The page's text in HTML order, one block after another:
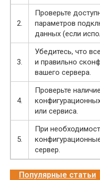
2.
Проверьте
параметров
данных (если
3.
Убедитесь, что
и правильно
вашего сервера.
4.
Проверьте
или сервиса.
5.
При
сервер.
Популярные статьи